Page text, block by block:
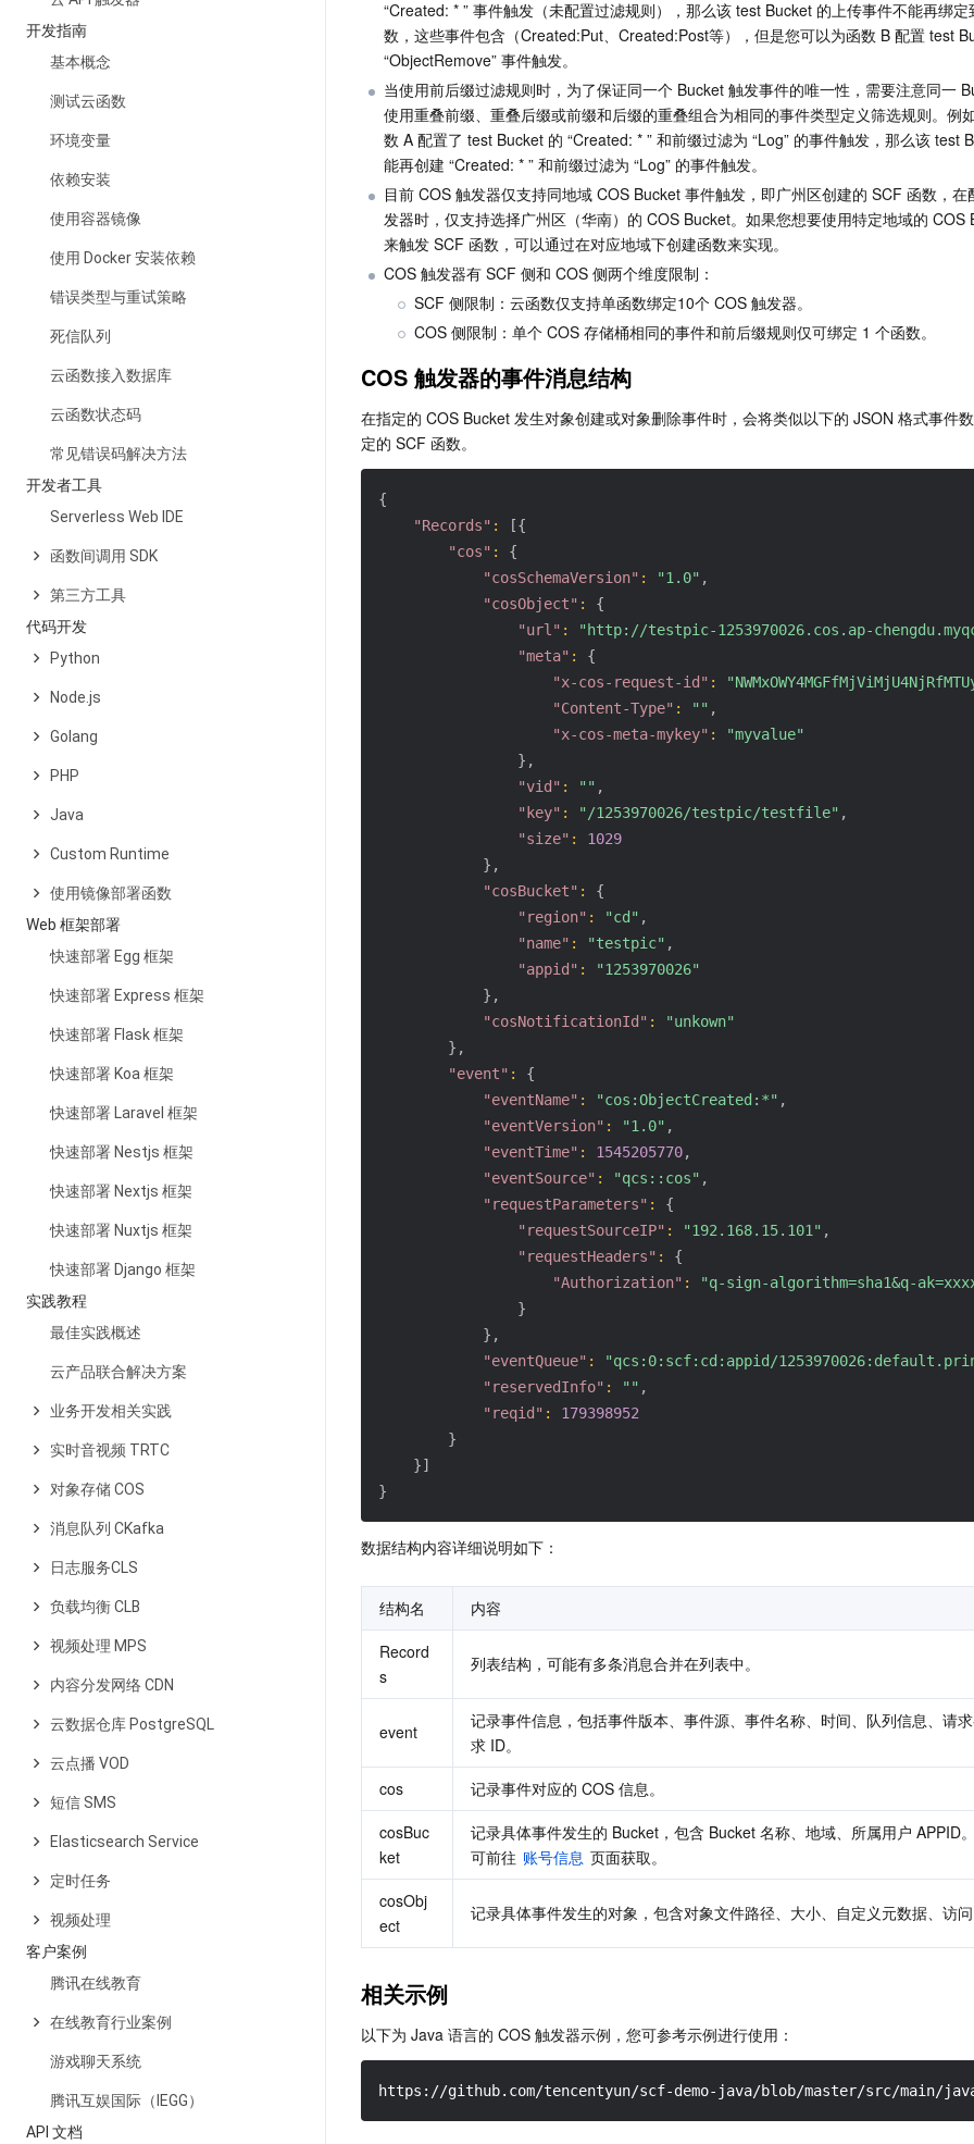
开发指南
基本概念
测试云函数
环境变量
依赖安装
使用容器镜像
使用 Docker 安装依赖
错误类型与重试策略
死信队列
云函数接入数据库
云函数状态码
常见错误码解决方法
开发者工具
Serverless Web IDE
函数间调用 SDK
第三方工具
代码开发
Python
Node.js
Golang
PHP
Java
Custom Runtime
使用镜像部署函数
Web 框架部署
快速部署 Egg 框架
快速部署 Express 框架
快速部署 Flask 框架
快速部署 Koa 框架
快速部署 Laravel 框架
快速部署 Nestjs 框架
快速部署 Nextjs 框架
快速部署 Nuxtjs 框架
快速部署 Django 框架
实践教程
最佳实践概述
云产品联合解决方案
业务开发相关实践
实时音视频 TRTC
对象存储 COS
消息队列 CKafka
日志服务CLS
负载均衡 CLB
视频处理 MPS
内容分发网络 CDN
云数据仓库 PostgreSQL
云点播 VOD
短信 SMS
Elasticsearch Service
定时任务
视频处理
客户案例
腾讯在线教育
在线教育行业案例
游戏聊天系统
腾讯互娱国际（IEGG）
API 文档
“Created: * ” 事件触发（未配置过滤规则），那么该 test Bucket 的上传事件不能再绑定
数，这些事件包含（Created:Put、Created:Post等），但是您可以为函数 B 配置 test
“ObjectRemove” 事件触发。
当使用前后缀过滤规则时，为了保证同一个 Bucket 触发事件的唯一性，需要注意同一
使用重叠前缀、重叠后缀或前缀和后缀的重叠组合为相同的事件类型定义筛选规则。例
数 A 配置了 test Bucket 的 “Created: * ” 和前缀过滤为 “Log” 的事件触发，那么该 test
能再创建 “Created: * ” 和前缀过滤为 “Log” 的事件触发。
目前 COS 触发器仅支持同地域 COS Bucket 事件触发，即广州区创建的 SCF 函数，在
发器时，仅支持选择广州区（华南）的 COS Bucket。如果您想要使用特定地域的 COS
来触发 SCF 函数，可以通过在对应地域下创建函数来实现。
COS 触发器有 SCF 侧和 COS 侧两个维度限制：
SCF 侧限制：云函数仅支持单函数绑定10个 COS 触发器。
COS 侧限制：单个 COS 存储桶相同的事件和前后缀规则仅可绑定 1 个函数。
COS 触发器的事件消息结构
在指定的 COS Bucket 发生对象创建或对象删除事件时，会将类似以下的 JSON 格式事件
定的 SCF 函数。
{
"Records" : [{
"cos" :
{
"cosSchemaVersion" : "1.0" ,
"cosObject" :
{
"url" : "http://testpic-1253970026.cos.ap-
"meta" :
{
"x-cos-request-id" :
"Content-Type" : "" ,
"x-cos-meta-mykey" :
"myvalue"
} ,
"vid" : "" ,
"key" : "/1253970026/testpic/testfile" ,
"size" :
1029
} ,
"cosBucket" :
{
"region" : "cd" ,
"name" : "testpic" ,
"appid" :
"1253970026"
} ,
"cosNotificationId" :
"unkown"
} ,
"event" :
{
"eventName" : "cos:ObjectCreated:*" ,
"eventVersion" : "1.0" ,
"eventTime" : 1545205770,
"eventSource" : "qcs::cos" ,
"requestParameters" :
{
"requestSourceIP" : "192.168.15.101" ,
"requestHeaders" :
{
"Authorization" :
"q-sign-algorithm=sha1&q-
}
} ,
"eventQueue" : "qcs:0:scf:cd:appid/
"reservedInfo" : "" ,
"reqid" :
179398952
}
}]
}
数据结构内容详细说明如下：
结构名
内容
Record
s
列表结构，可能有多条消息合并在列表中。
event
记录事件信息，包括事件版本、事件源、事件名称、时间、队列信息、请
求 ID。
cos
记录事件对应的 COS 信息。
cosBuc
ket
记录具体事件发生的 Bucket，包含 Bucket 名称、地域、所属用户 APPID
可前往 账号信息 页面获取。
cosObj
ect
记录具体事件发生的对象，包含对象文件路径、大小、自定义元数据、访问
相关示例
以下为 Java 语言的 COS 触发器示例，您可参考示例进行使用：
https://github.com/tencentyun/scf-demo-java/blob/master/src/main/